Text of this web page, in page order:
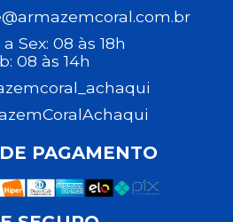
Sex: 08 às 18h
08 às 14h
PAGAMENTO